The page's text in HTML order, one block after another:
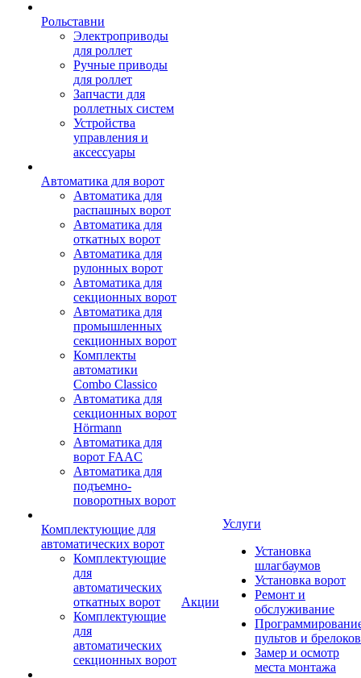
Рольставни
Электроприводы
для роллет
Ручные приводы
для роллет
Запчасти для
роллетных систем
Устройства
управления и
аксессуары
Автоматика для ворот
Автоматика для
распашных ворот
Автоматика для
откатных ворот
Автоматика для
рулонных ворот
Автоматика для
секционных ворот
Автоматика для
промышленных
секционных ворот
Комплекты
автоматики
Combo Classico
Автоматика для
секционных ворот
Hörmann
Автоматика для
ворот FAAC
Автоматика для
подъемно-
поворотных ворот
Комплектующие для
автоматических ворот
Комплектующие
для
автоматических
откатных ворот
Комплектующие
для
автоматических
секционных ворот
Акции
Услуги
Установка
шлагбаумов
Установка ворот
Ремонт и
обслуживание
пультов и брелоков
Замер и осмотр
места монтажа